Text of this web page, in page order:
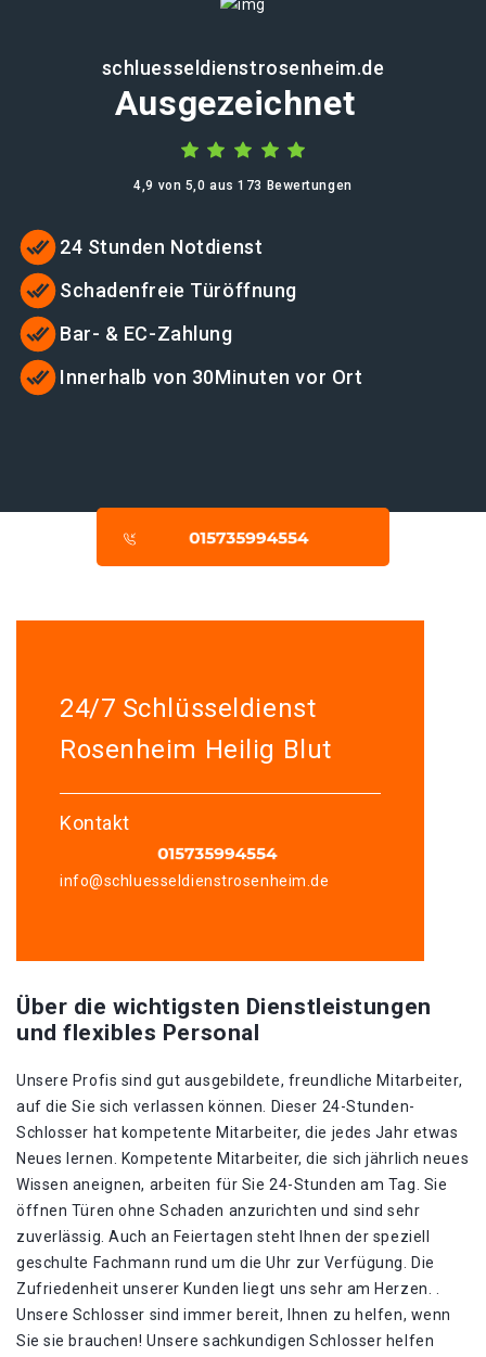
schluesseldienstrosenheim.de
Ausgezeichnet
4,9 von 5,0 aus 173 Bewertungen
24 Stunden Notdienst
Schadenfreie Türöffnung
Bar- & EC-Zahlung
Innerhalb von 30Minuten vor Ort
24/7 Schlüsseldienst
Rosenheim Heilig Blut
Kontakt
info@schluesseldienstrosenheim.de
Über die wichtigsten Dienstleistungen
und flexibles Personal
Unsere Profis sind gut ausgebildete, freundliche Mitarbeiter,
auf die Sie sich verlassen können. Dieser 24-Stunden-
Schlosser hat kompetente Mitarbeiter, die jedes Jahr etwas
Neues lernen. Kompetente Mitarbeiter, die sich jährlich neues
Wissen aneignen, arbeiten für Sie 24-Stunden am Tag. Sie
öffnen Türen ohne Schaden anzurichten und sind sehr
zuverlässig. Auch an Feiertagen steht Ihnen der speziell
geschulte Fachmann rund um die Uhr zur Verfügung. Die
Zufriedenheit unserer Kunden liegt uns sehr am Herzen. .
Unsere Schlosser sind immer bereit, Ihnen zu helfen, wenn
Sie sie brauchen! Unsere sachkundigen Schlosser helfen